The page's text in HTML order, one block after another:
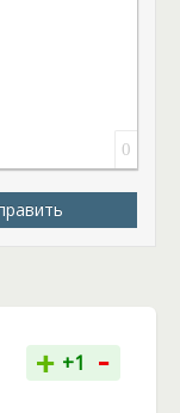
0
+ +1 -